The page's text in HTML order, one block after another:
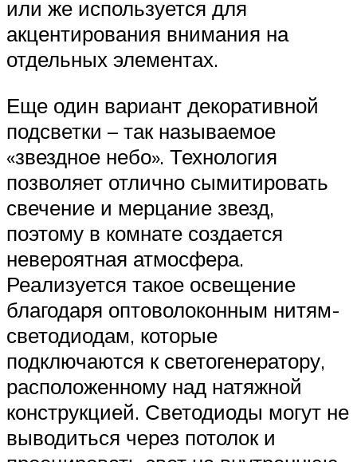
или же используется для
акцентирования внимания на
отдельных элементах.
Еще один вариант декоративной
подсветки – так называемое
«звездное небо». Технология
позволяет отлично сымитировать
свечение и мерцание звезд,
поэтому в комнате создается
невероятная атмосфера.
Реализуется такое освещение
благодаря оптоволоконным нитям-
светодиодам, которые
подключаются к светогенератору,
расположенному над натяжной
конструкцией. Светодиоды могут не
выводиться через потолок и